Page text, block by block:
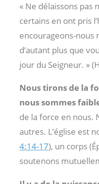
« Ne délaissons pas
certains en ont pris
encourageons-nous
d’autant plus que
jour du Seigneur. »
Nous tirons de la
nous sommes
de la force en nous.
autres. L’église est
4:14-17), un corps
soutenons